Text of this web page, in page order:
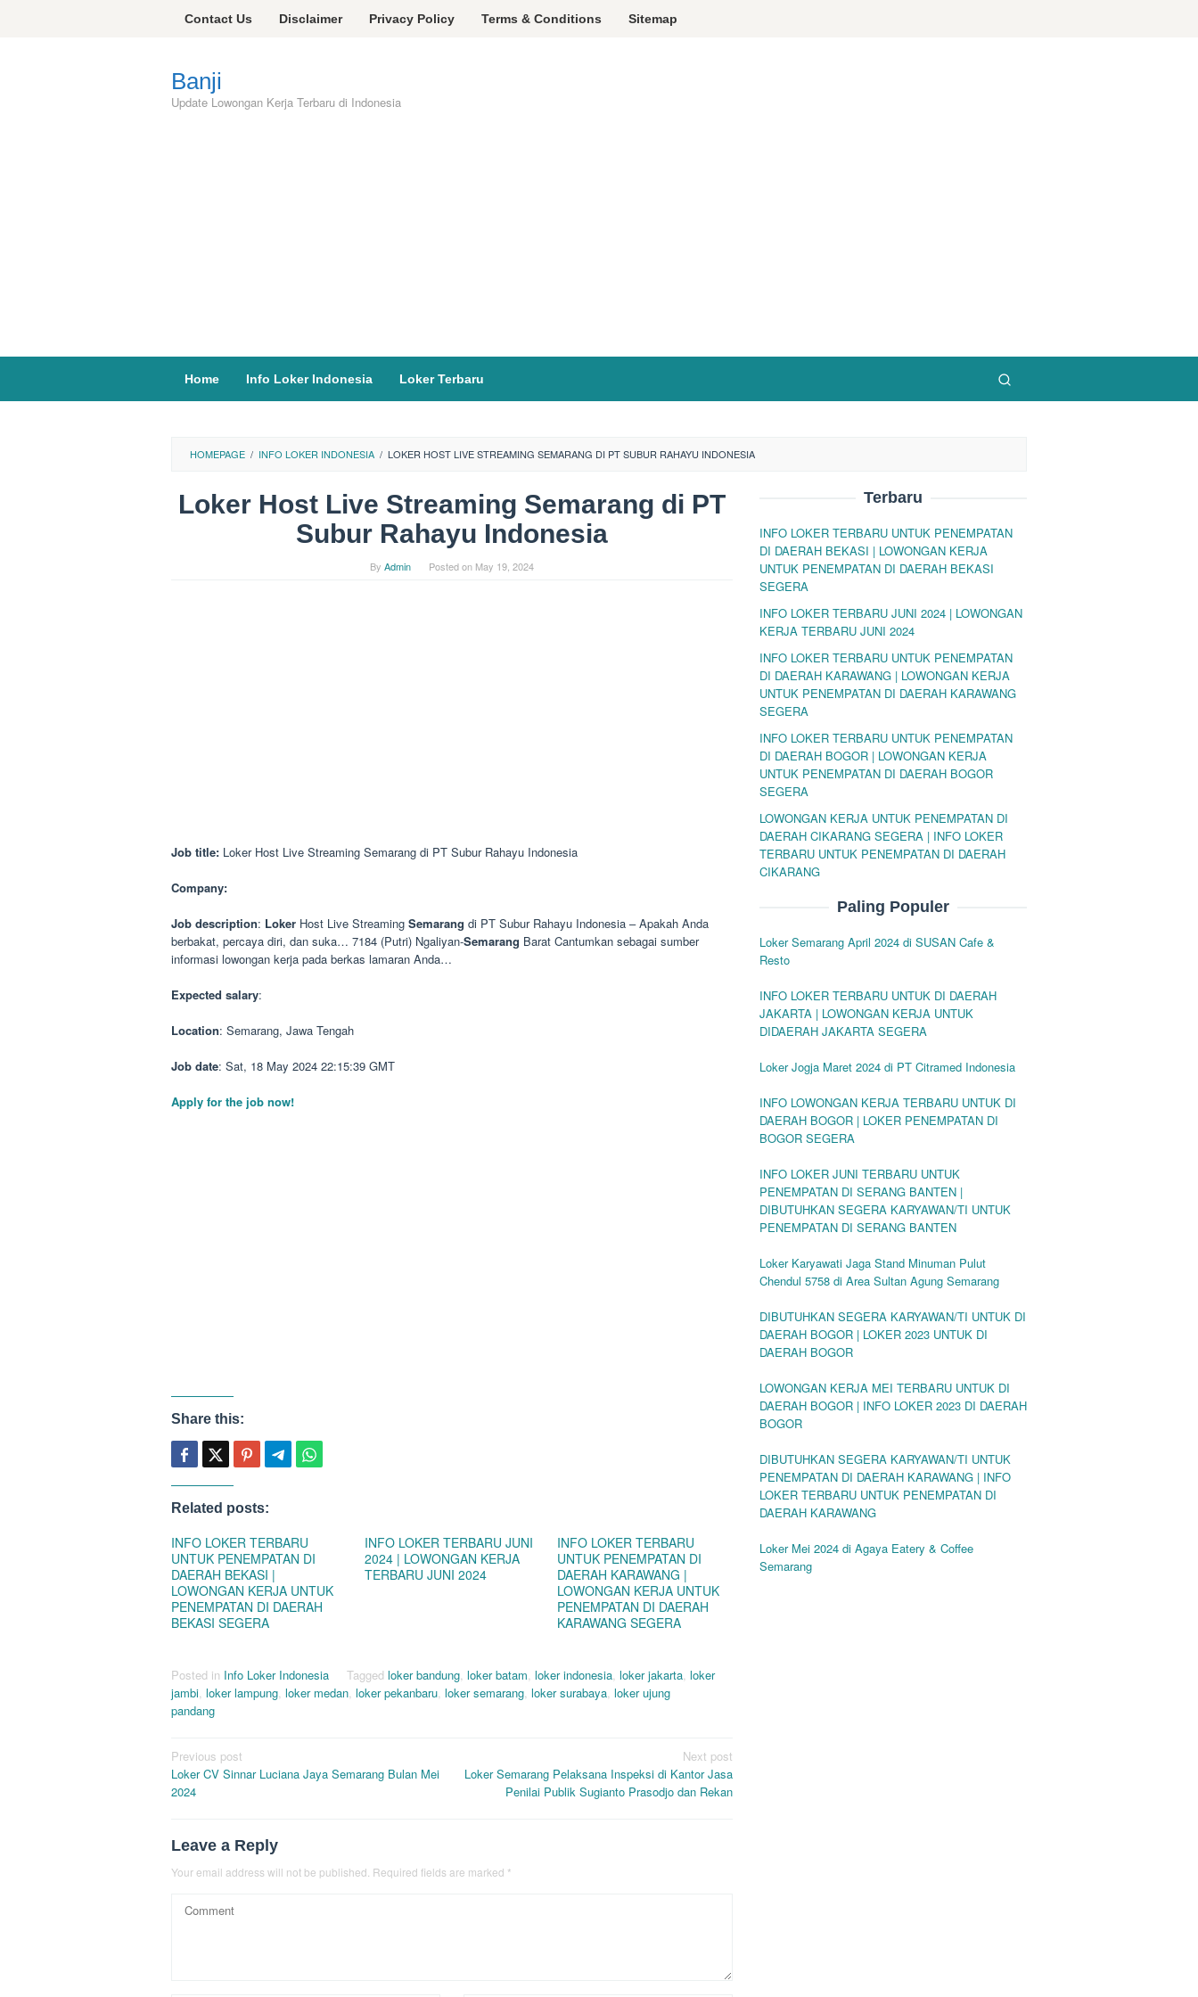
Contact Us Disclaimer Privacy Policy Terms & Conditions Sitemap
Banji
Update Lowongan Kerja Terbaru di Indonesia
Home Info Loker Indonesia Loker Terbaru
HOMEPAGE / INFO LOKER INDONESIA / LOKER HOST LIVE STREAMING SEMARANG DI PT SUBUR RAHAYU INDONESIA
Loker Host Live Streaming Semarang di PT
Subur Rahayu Indonesia
By Admin Posted on May 19, 2024
Job title: Loker Host Live Streaming Semarang di PT Subur Rahayu Indonesia
Company:
Job description: Loker Host Live Streaming Semarang di PT Subur Rahayu Indonesia – Apakah Anda
berbakat, percaya diri, dan suka… 7184 (Putri) Ngaliyan-Semarang Barat Cantumkan sebagai sumber
informasi lowongan kerja pada berkas lamaran Anda…
Expected salary:
Location: Semarang, Jawa Tengah
Job date: Sat, 18 May 2024 22:15:39 GMT
Apply for the job now!
Share this:
Related posts:
INFO LOKER TERBARU
UNTUK PENEMPATAN DI
DAERAH BEKASI |
LOWONGAN KERJA UNTUK
PENEMPATAN DI DAERAH
BEKASI SEGERA
INFO LOKER TERBARU JUNI
2024 | LOWONGAN KERJA
TERBARU JUNI 2024
INFO LOKER TERBARU
UNTUK PENEMPATAN DI
DAERAH KARAWANG |
LOWONGAN KERJA UNTUK
PENEMPATAN DI DAERAH
KARAWANG SEGERA
Posted in Info Loker Indonesia Tagged loker bandung, loker batam, loker indonesia, loker jakarta, loker
jambi, loker lampung, loker medan, loker pekanbaru, loker semarang, loker surabaya, loker ujung
pandang
Post
navigation
Previous post
Loker CV Sinnar Luciana Jaya Semarang Bulan Mei
2024
Next post
Loker Semarang Pelaksana Inspeksi di Kantor Jasa
Penilai Publik Sugianto Prasodjo dan Rekan
Leave a Reply
Your email address will not be published. Required fields are marked *
Terbaru
INFO LOKER TERBARU UNTUK PENEMPATAN
DI DAERAH BEKASI | LOWONGAN KERJA
UNTUK PENEMPATAN DI DAERAH BEKASI
SEGERA
INFO LOKER TERBARU JUNI 2024 | LOWONGAN
KERJA TERBARU JUNI 2024
INFO LOKER TERBARU UNTUK PENEMPATAN
DI DAERAH KARAWANG | LOWONGAN KERJA
UNTUK PENEMPATAN DI DAERAH KARAWANG
SEGERA
INFO LOKER TERBARU UNTUK PENEMPATAN
DI DAERAH BOGOR | LOWONGAN KERJA
UNTUK PENEMPATAN DI DAERAH BOGOR
SEGERA
LOWONGAN KERJA UNTUK PENEMPATAN DI
DAERAH CIKARANG SEGERA | INFO LOKER
TERBARU UNTUK PENEMPATAN DI DAERAH
CIKARANG
Paling Populer
Loker Semarang April 2024 di SUSAN Cafe &
Resto
INFO LOKER TERBARU UNTUK DI DAERAH
JAKARTA | LOWONGAN KERJA UNTUK
DIDAERAH JAKARTA SEGERA
Loker Jogja Maret 2024 di PT Citramed Indonesia
INFO LOWONGAN KERJA TERBARU UNTUK DI
DAERAH BOGOR | LOKER PENEMPATAN DI
BOGOR SEGERA
INFO LOKER JUNI TERBARU UNTUK
PENEMPATAN DI SERANG BANTEN |
DIBUTUHKAN SEGERA KARYAWAN/TI UNTUK
PENEMPATAN DI SERANG BANTEN
Loker Karyawati Jaga Stand Minuman Pulut
Chendul 5758 di Area Sultan Agung Semarang
DIBUTUHKAN SEGERA KARYAWAN/TI UNTUK DI
DAERAH BOGOR | LOKER 2023 UNTUK DI
DAERAH BOGOR
LOWONGAN KERJA MEI TERBARU UNTUK DI
DAERAH BOGOR | INFO LOKER 2023 DI DAERAH
BOGOR
DIBUTUHKAN SEGERA KARYAWAN/TI UNTUK
PENEMPATAN DI DAERAH KARAWANG | INFO
LOKER TERBARU UNTUK PENEMPATAN DI
DAERAH KARAWANG
Loker Mei 2024 di Agaya Eatery & Coffee
Semarang